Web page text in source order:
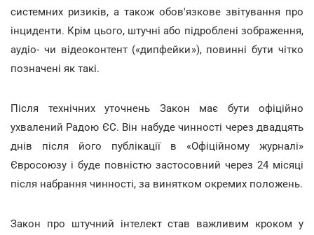
системних ризиків, а також обов'язкове звітування про
інциденти. Крім цього, штучні або підроблені зображення,
аудіо- чи відеоконтент («дипфейки»), повинні бути чітко
позначені як такі.
Після технічних уточнень Закон має бути офіційно
ухвалений Радою ЄС. Він набуде чинності через двадцять
днів після його публікації в «Офіційному журналі»
Євросоюзу і буде повністю застосовний через 24 місяці
після набрання чинності, за винятком окремих положень.
Закон про штучний інтелект став важливим кроком у